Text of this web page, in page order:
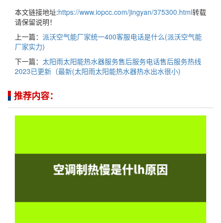
本文链接地址:https://www.iopcc.com/jingyan/375300.html转载
请保留说明！
上一篇： 派沃空气能厂家统一400客服电话是什么(派沃空气能
厂家实力)
下一篇： 太阳雨太阳能热水器服务售后服务电话售后服务热线
2023已更新（最新(太阳雨太阳能热水器热水出水很小)
推荐内容：